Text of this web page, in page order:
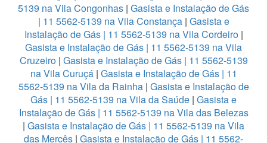
5139 na Vila Congonhas | Gasista e Instalação de Gás
| 11 5562-5139 na Vila Constança| Gasista e
Instalação de Gás | 11 5562-5139 na Vila Cordeiro|
Gasista e Instalação de Gás | 11 5562-5139 na Vila
Cruzeiro | Gasista e Instalação de Gás | 11 5562-5139
na Vila Curuçá | Gasista e Instalação de Gás | 11
5562-5139 na Vila da Rainha | Gasista e Instalação de
Gás | 11 5562-5139 na Vila da Saúde | Gasista e
Instalação de Gás | 11 5562-5139 na Vila das Belezas
| Gasista e Instalação de Gás | 11 5562-5139 na Vila
das Mercês | Gasista e Instalação de Gás | 11 5562-